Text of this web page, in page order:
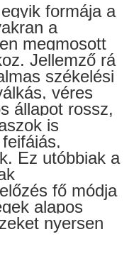
formája a
a
megmosott
Jellemző rá
székelési
véres
állapot rossz,
is
Ez utóbbiak a
fő módja
alapos
nyersen